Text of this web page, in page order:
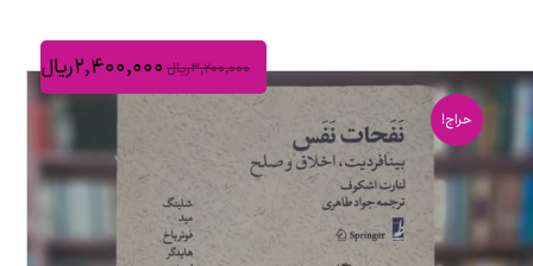
۳,۲۰۰,۰۰۰ریال ۲,۴۰۰,۰۰۰ریال
حراج!